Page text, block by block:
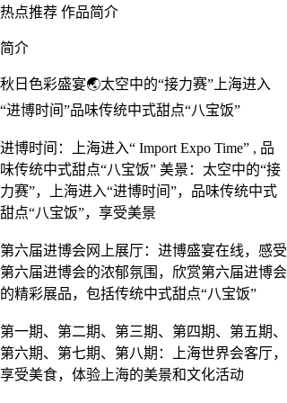
热点推荐 作品简介
简介
秋日色彩盛宴🌏太空中的“接力赛”上海进入
“进博时间”品味传统中式甜点“八宝饭”
进博时间：上海进入“ Import Expo Time” , 品
味传统中式甜点“八宝饭” 美景：太空中的“接
力赛”，上海进入“进博时间”，品味传统中式
甜点“八宝饭”，享受美景
第六届进博会网上展厅：进博盛宴在线，感受
第六届进博会的浓郁氛围，欣赏第六届进博会
的精彩展品，包括传统中式甜点“八宝饭”
第一期、第二期、第三期、第四期、第五期、
第六期、第七期、第八期：上海世界会客厅，
享受美食，体验上海的美景和文化活动